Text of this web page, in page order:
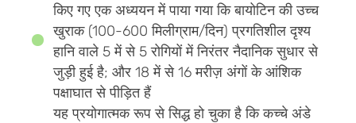
किए गए एक अध्ययन में पाया गया कि बायोटिन की उच्च
खुराक (100-600 मिलीग्राम/दिन) प्रगतिशील दृश्य
हानि वाले 5 में से 5 रोगियों में निरंतर नैदानिक ​​​​सुधार से
जुड़ी हुई है; और 18 में से 16 मरीज़ अंगों के आंशिक
पक्षाघात से पीड़ित हैं
यह प्रयोगात्मक रूप से सिद्ध हो चुका है कि कच्चे अंडे